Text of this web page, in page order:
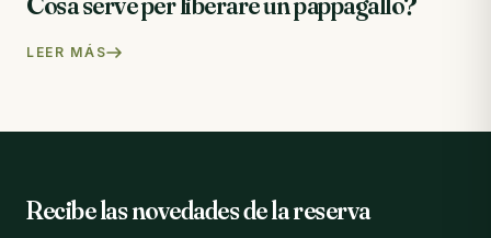
LEER MÁS
Recibe las novedades de la reserva